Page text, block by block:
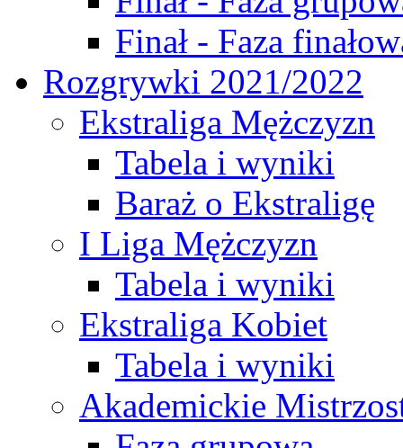
Finał - Faza
Rozgrywki 2021/2022
Ekstraliga Mężczyzn
Tabela i wyniki
Baraż o Ekstraligę
I Liga Mężczyzn
Tabela i wyniki
Ekstraliga Kobiet
Tabela i wyniki
Akademickie